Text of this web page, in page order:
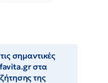
σημαντικές
στα
της